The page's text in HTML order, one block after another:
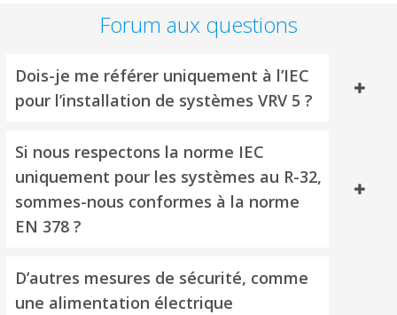
Forum aux questions
Dois-je me référer uniquement à l’IEC
pour l’installation de systèmes VRV 5 ?
Si nous respectons la norme IEC
uniquement pour les systèmes au R-32,
sommes-nous conformes à la norme
EN 378 ?
D’autres mesures de sécurité, comme
une alimentation électrique